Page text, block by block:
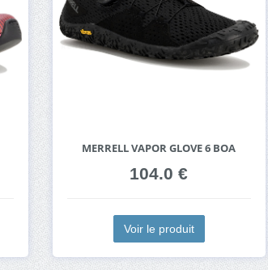
MERRELL VAPOR GLOVE 6 BOA
104.0 €
Voir le produit